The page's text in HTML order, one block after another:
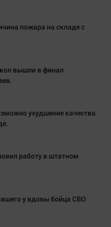
пожара на складе с
вышли в финал
ухудшение качества
работу в штатном
у вдовы бойца СВО